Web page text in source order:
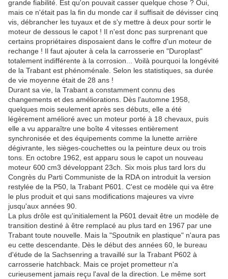
grande fiabilité. Est qu'on pouvait casser quelque chose ? Oui,
mais ce n'était pas la fin du monde car il suffisait de dévisser cinq
vis, débrancher les tuyaux et de s'y mettre à deux pour sortir le
moteur de dessous le capot ! Il n'est donc pas surprenant que
certains propriétaires disposaient dans le coffre d'un moteur de
rechange ! Il faut ajouter à cela la carrosserie en "Duroplast"
totalement indifférente à la corrosion... Voilà pourquoi la longévité
de la Trabant est phénoménale. Selon les statistiques, sa durée
de vie moyenne était de 28 ans !
Durant sa vie, la Trabant a constamment connu des
changements et des améliorations. Dès l'automne 1958,
quelques mois seulement après ses débuts, elle a été
légèrement amélioré avec un moteur porté à 18 chevaux, puis
elle a vu apparaître une boîte 4 vitesses entièrement
synchronisée et des équipements comme la lunette arrière
dégivrante, les sièges-couchettes ou la peinture deux ou trois
tons. En octobre 1962, est apparu sous le capot un nouveau
moteur 600 cm3 développant 23ch. Six mois plus tard lors du
Congrès du Parti Communiste de la RDA on introduit la version
restylée de la P50, la Trabant P601. C'est ce modèle qui va être
le plus produit et qui sans modifications majeures va vivre
jusqu'aux années 90.
La plus drôle est qu'initialement la P601 devait être un modèle de
transition destiné à être remplacé au plus tard en 1967 par une
Trabant toute nouvelle. Mais la "Spoutnik en plastique" n'aura pas
eu cette descendante. Dès le début des années 60, le bureau
d'étude de la Sachsenring a travaillé sur la Trabant P602 à
carrosserie hatchback. Mais ce projet prometteur n'a
curieusement jamais reçu l'aval de la direction. Le même sort